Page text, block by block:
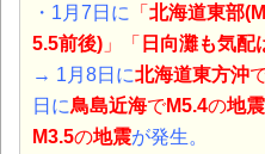
・1月7日に 「 北海道東部
5.5前後) 」「 日向灘も気配
→ 1月8日に北海道東方沖
日に鳥島近海でM5.4の地震
M3.5の地震が発生。